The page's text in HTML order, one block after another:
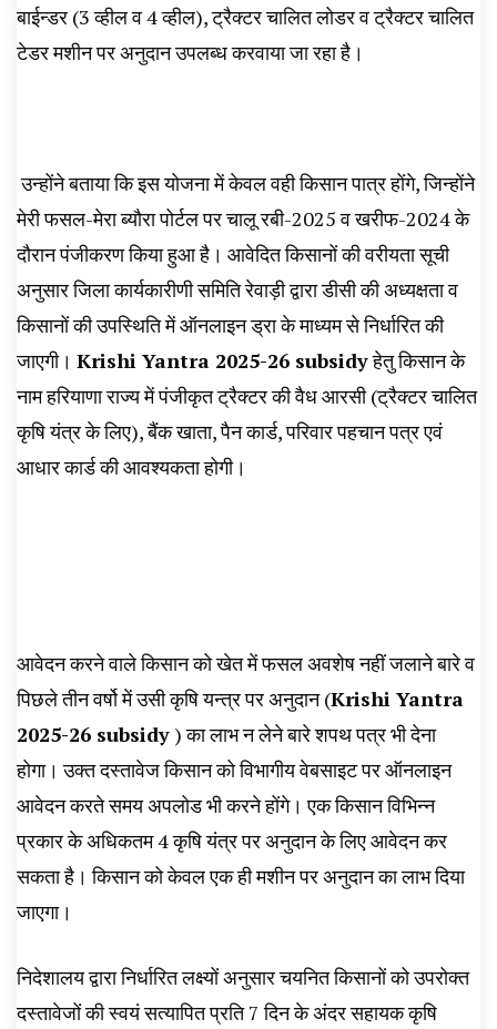
बाईन्डर (3 व्हील व 4 व्हील), ट्रैक्टर चालित लोडर व ट्रैक्टर चालित
टेडर मशीन पर अनुदान उपलब्ध करवाया जा रहा है।
उन्होंने बताया कि इस योजना में केवल वही किसान पात्र होंगे, जिन्होंने
मेरी फसल-मेरा ब्यौरा पोर्टल पर चालू रबी-2025 व खरीफ-2024 के
दौरान पंजीकरण किया हुआ है। आवेदित किसानों की वरीयता सूची
अनुसार जिला कार्यकारीणी समिति रेवाड़ी द्वारा डीसी की अध्यक्षता व
किसानों की उपस्थिति में ऑनलाइन ड्रा के माध्यम से निर्धारित की
जाएगी। Krishi Yantra 2025-26 subsidyहेतु किसान के
नाम हरियाणा राज्य में पंजीकृत ट्रैक्टर की वैध आरसी (ट्रैक्टर चालित
कृषि यंत्र के लिए), बैंक खाता, पैन कार्ड, परिवार पहचान पत्र एवं
आधार कार्ड की आवश्यकता होगी।
आवेदन करने वाले किसान को खेत में फसल अवशेष नहीं जलाने बारे व
पिछले तीन वर्षो में उसी कृषि यन्त्र पर अनुदान (Krishi Yantra
2025-26 subsidy ) का लाभ न लेने बारे शपथ पत्र भी देना
होगा। उक्त दस्तावेज किसान को विभागीय वेबसाइट पर ऑनलाइन
आवेदन करते समय अपलोड भी करने होंगे। एक किसान विभिन्न
प्रकार के अधिकतम 4 कृषि यंत्र पर अनुदान के लिए आवेदन कर
सकता है। किसान को केवल एक ही मशीन पर अनुदान का लाभ दिया
जाएगा।
निदेशालय द्वारा निर्धारित लक्ष्यों अनुसार चयनित किसानों को उपरोक्त
दस्तावेजों की स्वयं सत्यापित प्रति 7 दिन के अंदर सहायक कृषि